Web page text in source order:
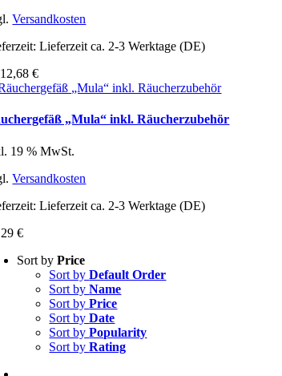
Versandkosten
Lieferzeit ca. 2-3 Werktage (DE)
12,68€
„Mula“ inkl. Räucherzubehör
19 % MwSt.
Versandkosten
Lieferzeit ca. 2-3 Werktage (DE)
€
Sort byPrice
Sort byDefault Order
Sort byName
Sort byPrice
Sort byDate
Sort byPopularity
Sort byRating